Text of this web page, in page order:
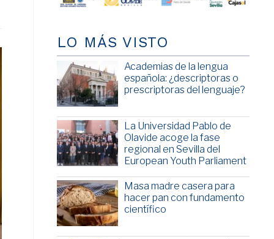
LO MÁS VISTO
Academias de la lengua
española: ¿descriptoras o
prescriptoras del lenguaje?
La Universidad Pablo de
Olavide acoge la fase
regional en Sevilla del
European Youth Parliament
Masa madre casera para
hacer pan con fundamento
científico